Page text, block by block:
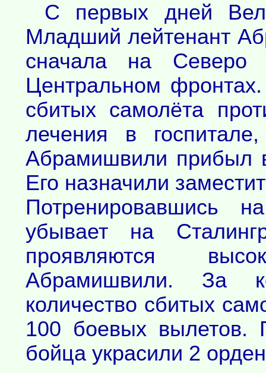
С первых дней
Младший лейтенант
сначала на
Центральном
сбитых самолёта
лечения в
Абрамишвили прибыл
Его назначили
Потренировавшись
убывает на
проявляются
Абрамишвили. За
количество сбитых
100 боевых вылетов.
бойца украсили 2